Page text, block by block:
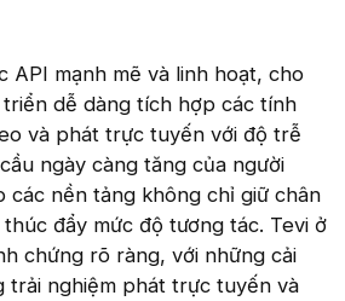
API mạnh mẽ và linh hoạt, cho
dễ dàng tích hợp các tính
và phát trực tuyến với độ trễ
ngày càng tăng của người
các nền tảng không chỉ giữ chân
đẩy mức độ tương tác. Tevi ở
chứng rõ ràng, với những cải
trải nghiệm phát trực tuyến và